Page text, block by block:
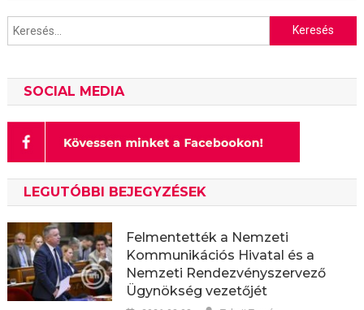
Keresés:
SOCIAL MEDIA
LEGUTÓBBI BEJEGYZÉSEK
Felmentették a Nemzeti
Kommunikációs Hivatal és a
Nemzeti Rendezvényszervező
Ügynökség vezetőjét